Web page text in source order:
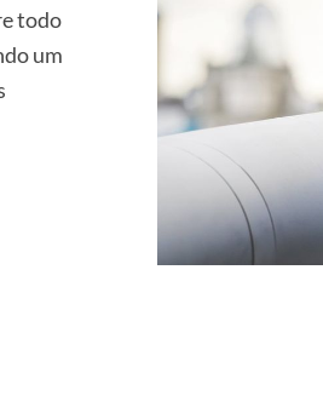
todo
um